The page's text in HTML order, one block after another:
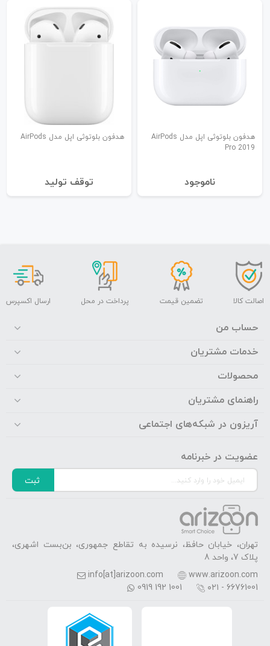
هدفون بلوتوثی اپل مدل AirPods
Pro 2019
نا‌موجود
هدفون بلوتوثی اپل مدل AirPods
توقف تولید
اصالت کالا تضمین قیمت پرداخت در محل ارسال اکسپرس
حساب من
خدمات مشتریان
محصولات
راهنمای مشتریان
آریزون در شبکه‌های اجتماعی
عضویت در خبرنامه
ثبت
تهران، خیابان حافظ، نرسیده به تقاطع جمهوری، بن‌بست اشهری،
پلاک 7، واحد 8
www.arizoon.com
info[at]arizoon.com
۰۲۱ - 66761001
0919 192 1001